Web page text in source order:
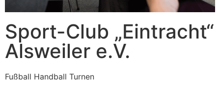
Sport-Club „Eintracht“
Alsweiler e.V.
Fußball Handball Turnen